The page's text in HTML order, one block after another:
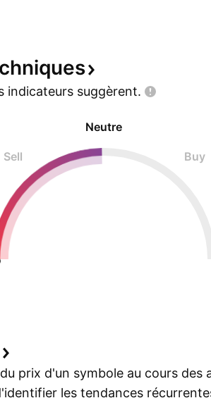
indicateurs suggèrent.
Neutre
Sell Buy
prix d'un symbole au cours des
les tendances